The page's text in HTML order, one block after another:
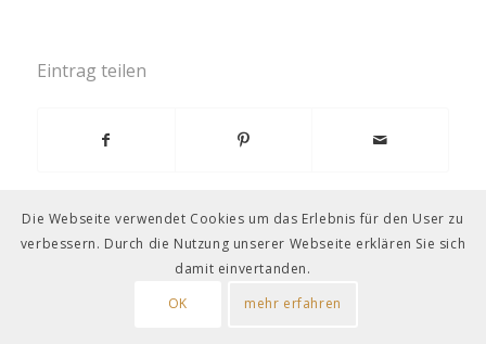
Eintrag teilen
Die Webseite verwendet Cookies um das Erlebnis für den User zu
verbessern. Durch die Nutzung unserer Webseite erklären Sie sich
damit einvertanden.
OK
mehr erfahren